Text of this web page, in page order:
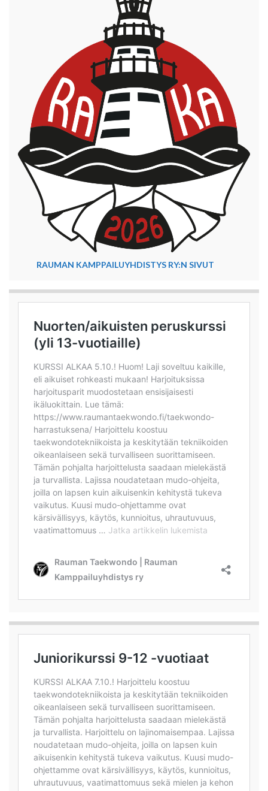
RAUMAN KAMPPAILUYHDISTYS RY:N SIVUT